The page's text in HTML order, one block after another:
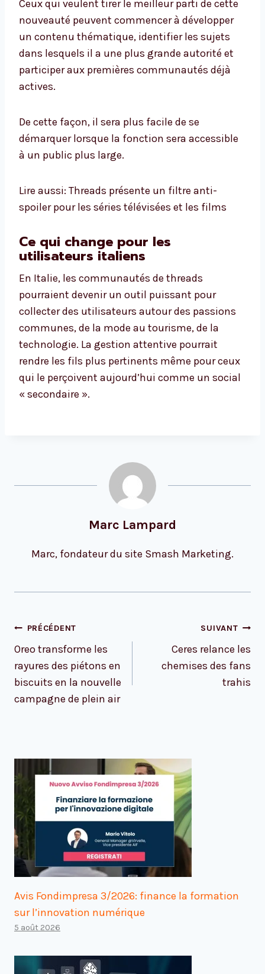
Ceux qui veulent tirer le meilleur parti de cette
nouveauté peuvent commencer à développer
un contenu thématique, identifier les sujets
dans lesquels il a une plus grande autorité et
participer aux premières communautés déjà
actives.
De cette façon, il sera plus facile de se
démarquer lorsque la fonction sera accessible
à un public plus large.
Lire aussi: Threads présente un filtre anti-
spoiler pour les séries télévisées et les films
Ce qui change pour les
utilisateurs italiens
En Italie, les communautés de threads
pourraient devenir un outil puissant pour
collecter des utilisateurs autour des passions
communes, de la mode au tourisme, de la
technologie. La gestion attentive pourrait
rendre les fils plus pertinents même pour ceux
qui le perçoivent aujourd’hui comme un social
« secondaire ».
Marc Lampard
Marc, fondateur du site Smash Marketing.
Navigation
l’article
PRÉCÉDENT
Oreo transforme les
rayures des piétons en
biscuits en la nouvelle
campagne de plein air
SUIVANT
Ceres relance les
chemises des fans
trahis
Avis Fondimpresa 3/2026: finance la formation
sur l’innovation numérique
5 août 2026